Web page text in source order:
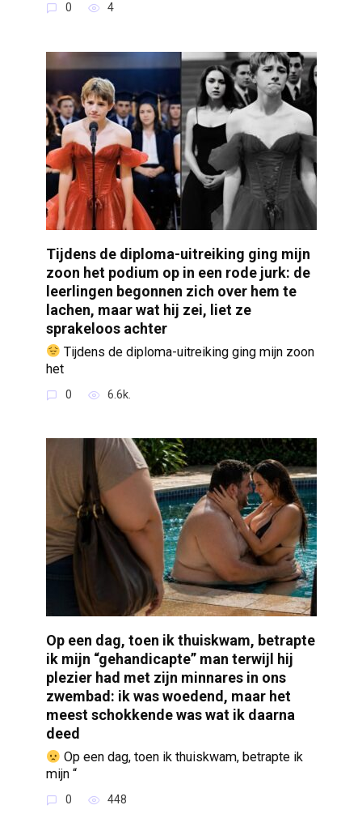
0 4
Tijdens de diploma-uitreiking ging mijn
zoon het podium op in een rode jurk: de
leerlingen begonnen zich over hem te
lachen, maar wat hij zei, liet ze
sprakeloos achter
Tijdens de diploma-uitreiking ging mijn zoon
het
0 6.6k.
Op een dag, toen ik thuiskwam, betrapte
ik mijn “gehandicapte” man terwijl hij
plezier had met zijn minnares in ons
zwembad: ik was woedend, maar het
meest schokkende was wat ik daarna
deed
Op een dag, toen ik thuiskwam, betrapte ik
mijn “
0 448